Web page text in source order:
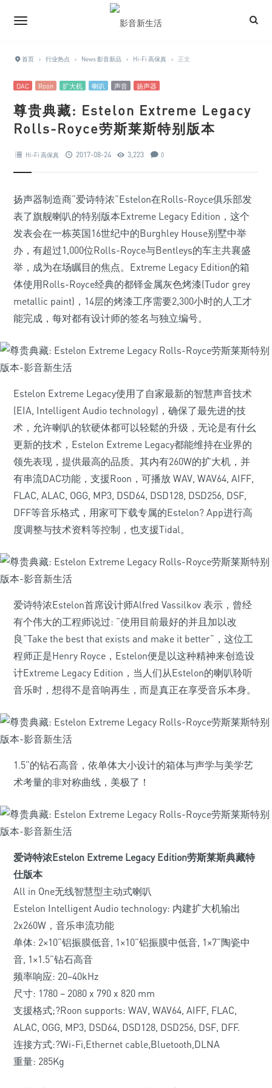
首页 › 行业热点 › News 影音新品 › Hi-Fi 高保真 › 正文
DAC Roon 扩大机 喇叭 声音 扬声器
尊贵典藏: Estelon Extreme Legacy
Rolls-Royce劳斯莱斯特别版本
Hi-Fi 高保真 2017-08-24 3,223 0
扬声器制造商“爱诗特浓”Estelon在Rolls-Royce俱乐部发
表了旗舰喇叭的特别版本Extreme Legacy Edition，这个
发表会在一栋英国16世纪中的Burghley House别墅中举
办，有超过1,000位Rolls-Royce与Bentleys的车主共襄盛
举，成为在场瞩目的焦点。Extreme Legacy Edition的箱
体使用Rolls-Royce经典的都铎金属灰色烤漆(Tudor grey
metallic paint)，14层的烤漆工序需要2,300小时的人工才
能完成，每对都有设计师的签名与独立编号。
Estelon Extreme Legacy使用了自家最新的智慧声音技术
(EIA, Intelligent Audio technology)，确保了最先进的技
术，允许喇叭的软硬体都可以轻鬆的升级，无论是有什幺
更新的技术，Estelon Extreme Legacy都能维持在业界的
领先表现，提供最高的品质。其内有260W的扩大机，并
有串流DAC功能，支援Roon，可播放 WAV, WAV64, AIFF,
FLAC, ALAC, OGG, MP3, DSD64, DSD128, DSD256, DSF,
DFF等音乐格式，用家可下载专属的Estelon? App进行高
度调整与技术资料等控制，也支援Tidal。
爱诗特浓Estelon首席设计师Alfred Vassilkov 表示，曾经
有个伟大的工程师说过: “使用目前最好的并且加以改
良”Take the best that exists and make it better”，这位工
程师正是Henry Royce，Estelon便是以这种精神来创造设
计Extreme Legacy Edition，当人们从Estelon的喇叭聆听
音乐时，想得不是音响再生，而是真正在享受音乐本身。
1.5”的钻石高音，依单体大小设计的箱体与声学与美学艺
术考量的非对称曲线，美极了！
爱诗特浓Estelon Extreme Legacy Edition劳斯莱斯典藏特
仕版本
All in One无线智慧型主动式喇叭
Estelon Intelligent Audio technology: 内建扩大机输出
2x260W，音乐串流功能
单体: 2×10”铝振膜低音, 1×10”铝振膜中低音, 1×7”陶瓷中
音, 1×1.5”钻石高音
频率响应: 20–40kHz
尺寸: 1780 – 2080 x 790 x 820 mm
支援格式;?Roon supports: WAV, WAV64, AIFF, FLAC,
ALAC, OGG, MP3, DSD64, DSD128, DSD256, DSF, DFF.
连接方式:?Wi-Fi,Ethernet cable,Bluetooth,DLNA
重量: 285Kg